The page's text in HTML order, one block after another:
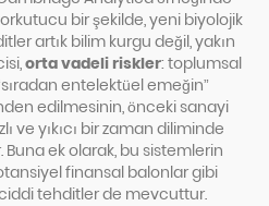
bir şekilde, yeni biyolojik
artık bilim kurgu değil, yakın
orta vadeli riskler: toplumsal
entelektüel emeğin”
edilmesinin, önceki sanayi
ve yıkıcı bir zaman diliminde
ek olarak, bu sistemlerin
finansal balonlar gibi
tehditler de mevcuttur.